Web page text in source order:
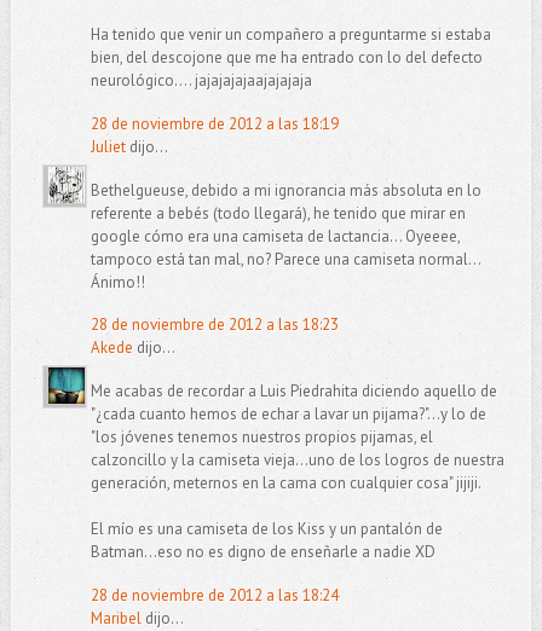
Ha tenido que venir un compañero a preguntarme si estaba
bien, del descojone que me ha entrado con lo del defecto
neurológico.... jajajajajaajajajaja
28 de noviembre de 2012 a las 18:19
Julietdijo...
Bethelgueuse, debido a mi ignorancia más absoluta en lo
referente a bebés (todo llegará), he tenido que mirar en
google cómo era una camiseta de lactancia... Oyeeee,
tampoco está tan mal, no? Parece una camiseta normal...
Ánimo!!
28 de noviembre de 2012 a las 18:23
Akede dijo...
Me acabas de recordar a Luis Piedrahita diciendo aquello de
"¿cada cuanto hemos de echar a lavar un pijama?"...y lo de
"los jóvenes tenemos nuestros propios pijamas, el
calzoncillo y la camiseta vieja...uno de los logros de nuestra
generación, meternos en la cama con cualquier cosa" jijiji.
El mío es una camiseta de los Kiss y un pantalón de
Batman...eso no es digno de enseñarle a nadie XD
28 de noviembre de 2012 a las 18:24
Maribeldijo...